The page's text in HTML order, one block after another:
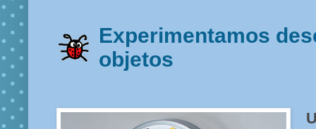
Experimentamos
objetos